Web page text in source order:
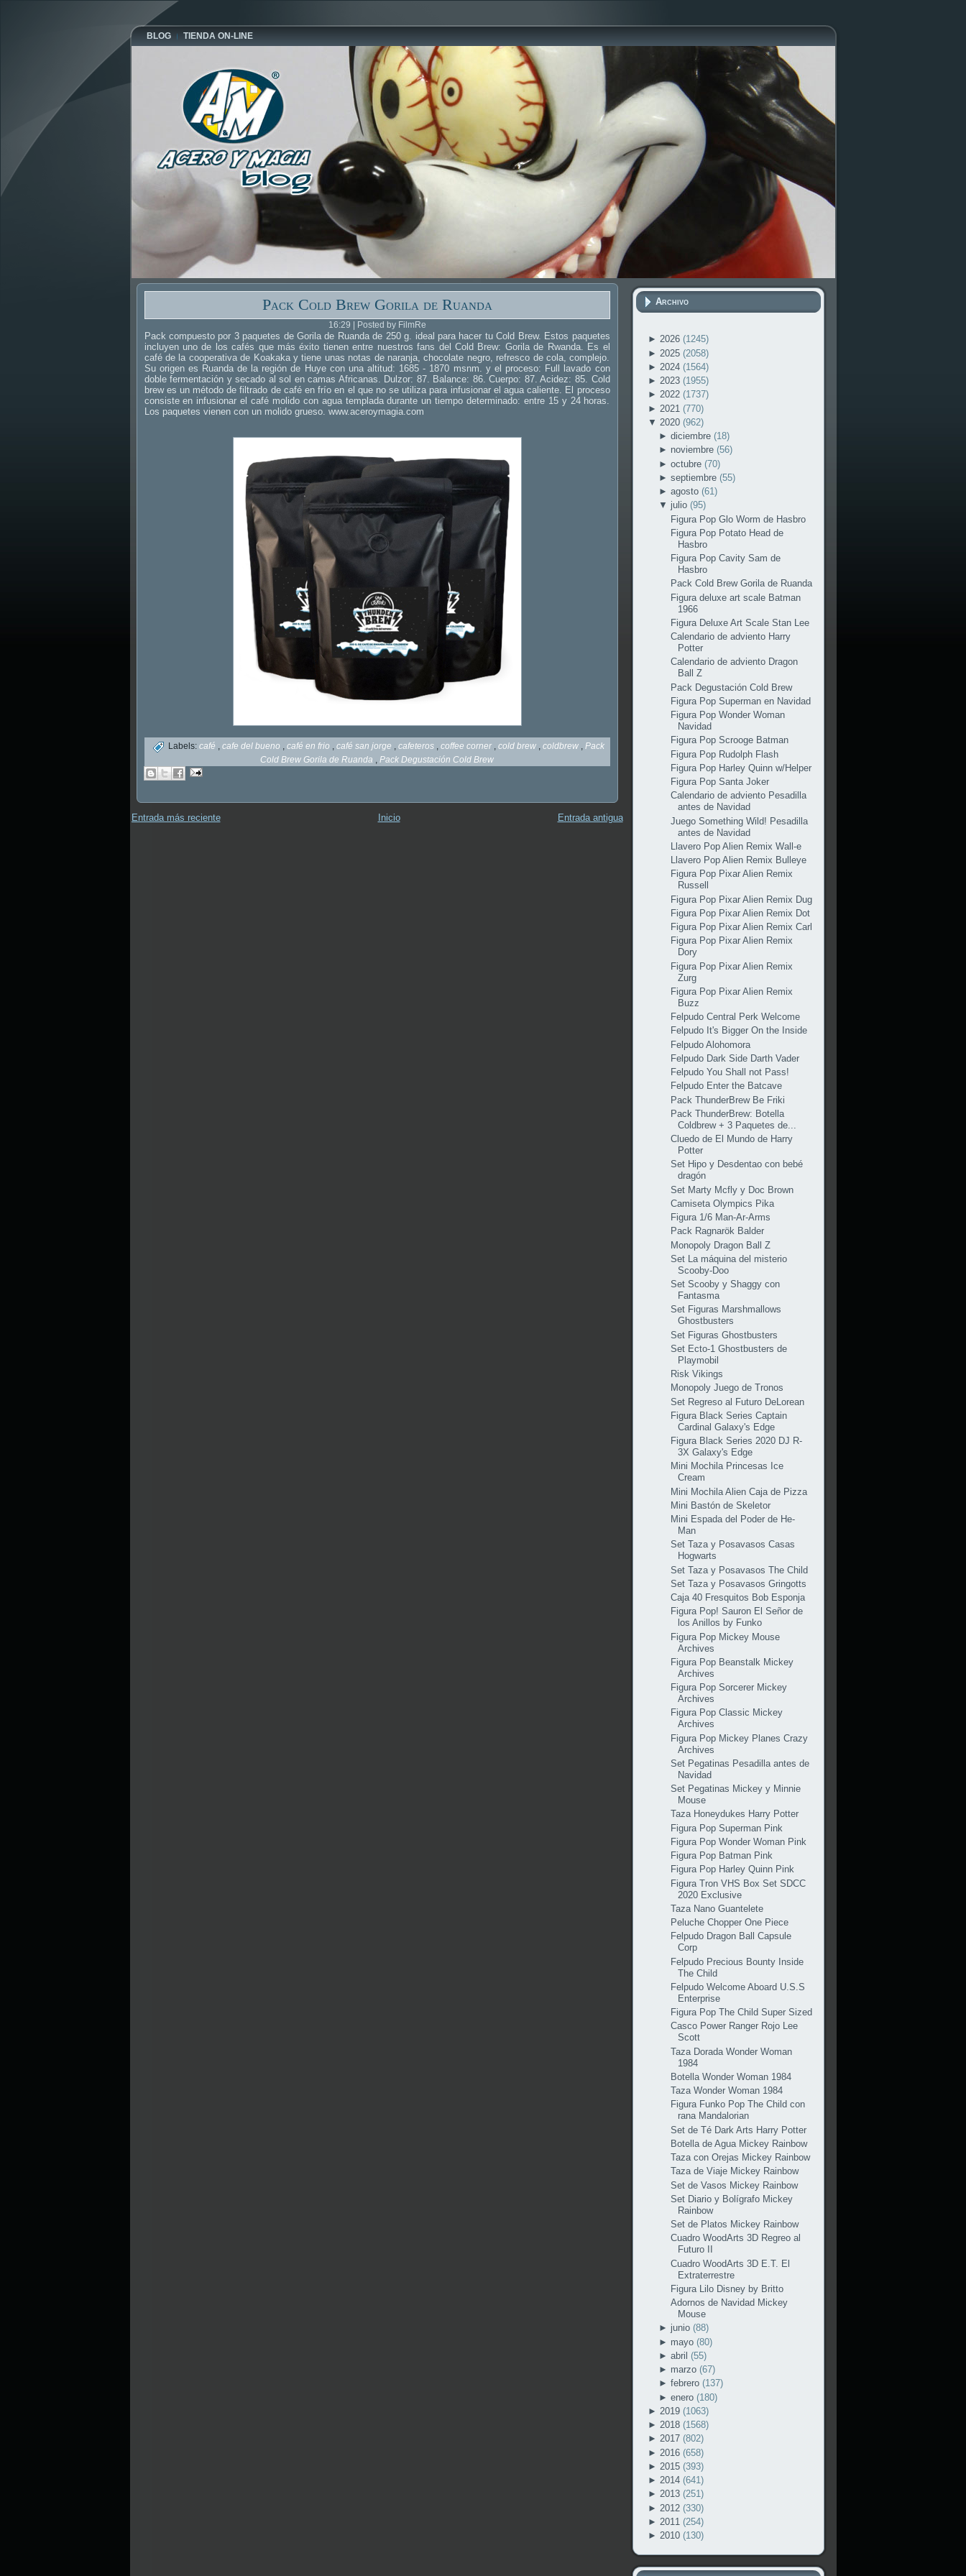
BLOG TIENDA ON-LINE
Pack Cold Brew Gorila de Ruanda
16:29 | Posted by FilmRe
Pack compuesto por 3 paquetes de Gorila de Ruanda de 250 g. ideal para hacer tu Cold Brew. Estos paquetes
incluyen uno de los cafés que más éxito tienen entre nuestros fans del Cold Brew: Gorila de Rwanda. Es el
café de la cooperativa de Koakaka y tiene unas notas de naranja, chocolate negro, refresco de cola, complejo.
Su origen es Ruanda de la región de Huye con una altitud: 1685 - 1870 msnm. y el proceso: Full lavado con
doble fermentación y secado al sol en camas Africanas. Dulzor: 87. Balance: 86. Cuerpo: 87. Acidez: 85. Cold
brew es un método de filtrado de café en frío en el que no se utiliza para infusionar el agua caliente. El proceso
consiste en infusionar el café molido con agua templada durante un tiempo determinado: entre 15 y 24 horas.
Los paquetes vienen con un molido grueso. www.aceroymagia.com
Labels: café , cafe del bueno , café en frio , café san jorge , cafeteros , coffee corner , cold brew , coldbrew , Pack
Cold Brew Gorila de Ruanda
Pack Degustación Cold Brew
Entrada más reciente Entrada antigua
Inicio
Archivo
► 2026 (1245)
► 2025 (2058)
► 2024 (1564)
► 2023 (1955)
► 2022 (1737)
► 2021 (770)
▼ 2020 (962)
►diciembre(18)
► noviembre(56)
►octubre(70)
►septiembre(55)
►agosto(61)
▼ julio(95)
Figura Pop Glo Worm de Hasbro
Figura Pop Potato Head de
Hasbro
Figura Pop Cavity Sam de
Hasbro
Pack Cold Brew Gorila de Ruanda
Figura deluxe art scale Batman
1966
Figura Deluxe Art Scale Stan Lee
Calendario de adviento Harry
Potter
Calendario de adviento Dragon
Ball Z
Pack Degustación Cold Brew
Figura Pop Superman en Navidad
Figura Pop Wonder Woman
Navidad
Figura Pop Scrooge Batman
Figura Pop Rudolph Flash
Figura Pop Harley Quinn w/Helper
Figura Pop Santa Joker
Calendario de adviento Pesadilla
antes de Navidad
Juego Something Wild! Pesadilla
antes de Navidad
Llavero Pop Alien Remix Wall-e
Llavero Pop Alien Remix Bulleye
Figura Pop Pixar Alien Remix
Russell
Figura Pop Pixar Alien Remix Dug
Figura Pop Pixar Alien Remix Dot
Figura Pop Pixar Alien Remix Carl
Figura Pop Pixar Alien Remix
Dory
Figura Pop Pixar Alien Remix
Zurg
Figura Pop Pixar Alien Remix
Buzz
Felpudo Central Perk Welcome
Felpudo It's Bigger On the Inside
Felpudo Alohomora
Felpudo Dark Side Darth Vader
Felpudo You Shall not Pass!
Felpudo Enter the Batcave
Pack ThunderBrew Be Friki
Pack ThunderBrew: Botella
Coldbrew + 3 Paquetes de...
Cluedo de El Mundo de Harry
Potter
Set Hipo y Desdentao con bebé
dragón
Set Marty Mcfly y Doc Brown
Camiseta Olympics Pika
Figura 1/6 Man-Ar-Arms
Pack Ragnarök Balder
Monopoly Dragon Ball Z
Set La máquina del misterio
Scooby-Doo
Set Scooby y Shaggy con
Fantasma
Set Figuras Marshmallows
Ghostbusters
Set Figuras Ghostbusters
Set Ecto-1 Ghostbusters de
Playmobil
Risk Vikings
Monopoly Juego de Tronos
Set Regreso al Futuro DeLorean
Figura Black Series Captain
Cardinal Galaxy's Edge
Figura Black Series 2020 DJ R-
3X Galaxy's Edge
Mini Mochila Princesas Ice
Cream
Mini Mochila Alien Caja de Pizza
Mini Bastón de Skeletor
Mini Espada del Poder de He-
Man
Set Taza y Posavasos Casas
Hogwarts
Set Taza y Posavasos The Child
Set Taza y Posavasos Gringotts
Caja 40 Fresquitos Bob Esponja
Figura Pop! Sauron El Señor de
los Anillos by Funko
Figura Pop Mickey Mouse
Archives
Figura Pop Beanstalk Mickey
Archives
Figura Pop Sorcerer Mickey
Archives
Figura Pop Classic Mickey
Archives
Figura Pop Mickey Planes Crazy
Archives
Set Pegatinas Pesadilla antes de
Navidad
Set Pegatinas Mickey y Minnie
Mouse
Taza Honeydukes Harry Potter
Figura Pop Superman Pink
Figura Pop Wonder Woman Pink
Figura Pop Batman Pink
Figura Pop Harley Quinn Pink
Figura Tron VHS Box Set SDCC
2020 Exclusive
Taza Nano Guantelete
Peluche Chopper One Piece
Felpudo Dragon Ball Capsule
Corp
Felpudo Precious Bounty Inside
The Child
Felpudo Welcome Aboard U.S.S
Enterprise
Figura Pop The Child Super Sized
Casco Power Ranger Rojo Lee
Scott
Taza Dorada Wonder Woman
1984
Botella Wonder Woman 1984
Taza Wonder Woman 1984
Figura Funko Pop The Child con
rana Mandalorian
Set de Té Dark Arts Harry Potter
Botella de Agua Mickey Rainbow
Taza con Orejas Mickey Rainbow
Taza de Viaje Mickey Rainbow
Set de Vasos Mickey Rainbow
Set Diario y Bolígrafo Mickey
Rainbow
Set de Platos Mickey Rainbow
Cuadro WoodArts 3D Regreo al
Futuro II
Cuadro WoodArts 3D E.T. El
Extraterrestre
Figura Lilo Disney by Britto
Adornos de Navidad Mickey
Mouse
► junio(88)
► mayo(80)
►abril(55)
► marzo(67)
►febrero(137)
►enero(180)
► 2019 (1063)
► 2018 (1568)
► 2017 (802)
► 2016 (658)
► 2015 (393)
► 2014 (641)
► 2013 (251)
► 2012 (330)
► 2011 (254)
► 2010 (130)